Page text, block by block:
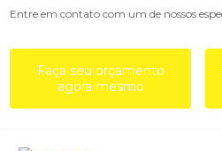
Entre em contato com um de nossos
Faça seu orçamento
agora mesmo